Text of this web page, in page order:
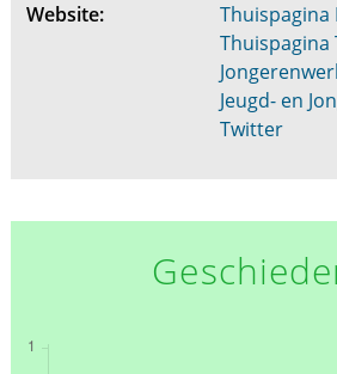
Website:
Thuispagina
Thuispagina
Jeugd- en
Twitter